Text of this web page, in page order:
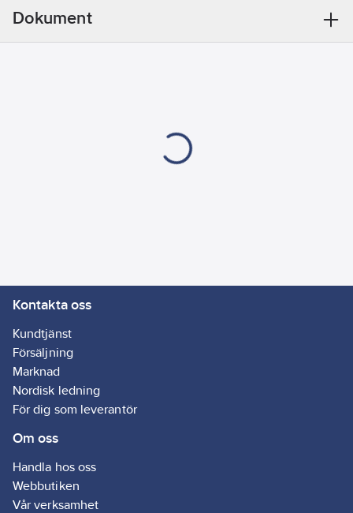
behövs. 433,92 MHz.
Petskyddad. Batteri
CR2032 3 V till
4055407321).
Används flera
inomhus- och
utomhusmottagare
inom
fjärrkontrollensräckvidd
kopplade till samma
kanal av en och
samma kontroll.
Artikelnr: 4055407311
230V
Dokument
Kontakta oss
Kundtjänst
Försäljning
Marknad
Nordisk ledning
För dig som leverantör
Om oss
Handla hos oss
Webbutiken
Vår verksamhet